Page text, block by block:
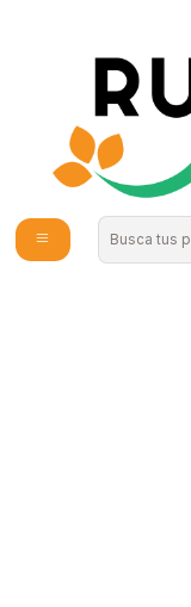
Envío gratis por